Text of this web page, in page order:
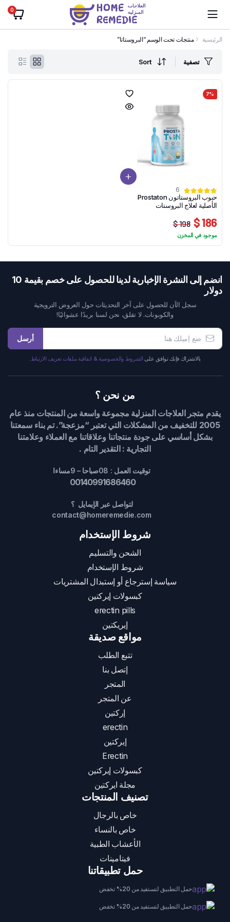
0
الرئيسية منتجات تحت الوسم “البروستاتا”
تصفية Sort
7%
6
حبوب البروستاتون Prostaton
الأصلية لعلاج البروستات
198 $
الأصلي
186 $
الحالي
موجود في المخزن
انضم إلى النشرة الإخبارية لدينا للحصول على خصم بقيمة 10
دولار
سجل الآن للحصول على آخر التحديثات حول العروض الترويجية
والكوبونات. لا تقلق، نحن لسنا بريدًا عشوائيًا!
أرسل
بالاشتراك فإنك توافق على الشروط والخصوصية & اتفاقية ملفات تعريف الارتباط.
من نحن ؟
يقدم متجر العلاجات المنزلية مجموعة واسعة من المنتجات منذ عام
2005 للتخفيف من المشكلات التي تعتبر “مزعجة”. تم بناء سمعتنا
بشكل أساسي على جودة منتجاتنا وعلاقاتنا مع العملاء وعلامتنا
التجارية : التقدير التام .
توقيت العمل : 08صباحا – 9مساءا
00140991686460
لتواصل عبر الإيمايل ؟
contact@homeremedie.com
شروط الإستخدام
الشحن والتسليم
شروط الإستخدام
سياسة إسترجاع أو إستبدال المشتريات
كبسولات إيركتين
erectin pills
إيريكتين
مواقع صديقة
تتبع الطلب
إتصل بنا
المتجر
عن المتجر
إركتين
erectin
إيركتين
Erectin
كبسولات إيركتين
مجلة ايركتين
تصنيف المنتجات
خاص بالرجال
خاص بالنساء
الأعشاب الطبية
فيتامينات
حمل تطبيقاتنا
حمل التطبيق لتستفيد من 20% تخفض
حمل التطبيق لتستفيد من 20% تخفض